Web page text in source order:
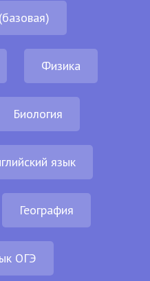
Физика
Биология
язык
География
ОГЭ